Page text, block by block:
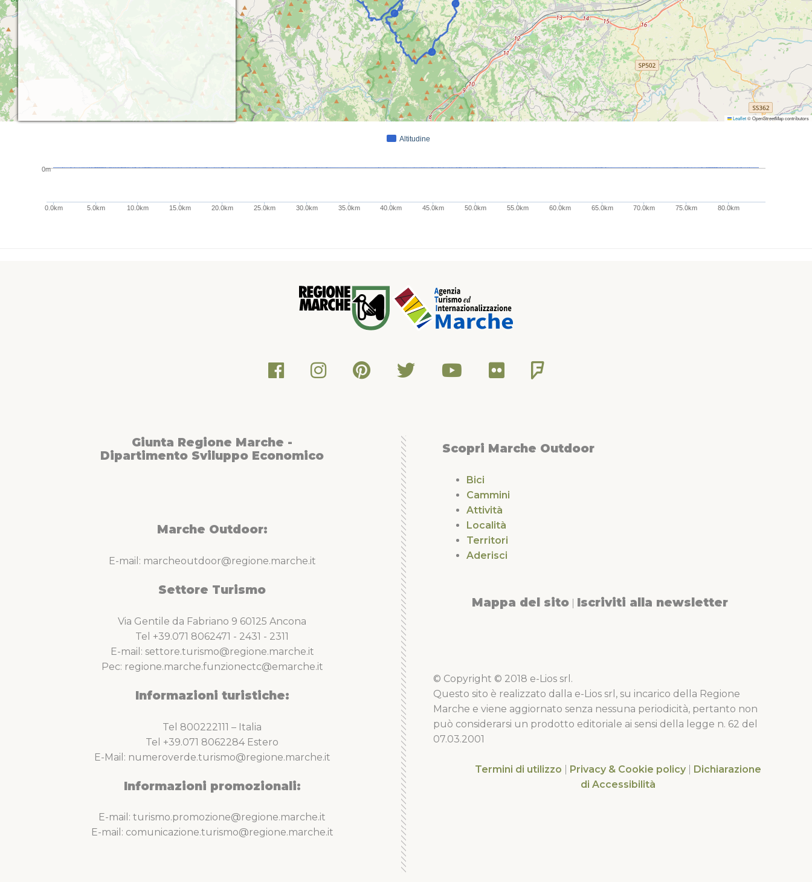
Leaflet© OpenStreetMap contributors
Altitudine
0.0km 5.0km 10.0km 15.0km 20.0km 25.0km 30.0km 35.0km 40.0km 45.0km 50.0km 55.0km 60.0km 65.0km 70.0km 75.0km 80.0km
0m
Giunta Regione Marche -
Dipartimento Sviluppo Economico
Marche Outdoor:
E-mail: marcheoutdoor@regione.marche.it
Settore Turismo
Via Gentile da Fabriano 9 60125 Ancona
Tel +39.071 8062471 - 2431 - 2311
E-mail: settore.turismo@regione.marche.it
Pec: regione.marche.funzionectc@emarche.it
Informazioni turistiche:
Tel 800222111 – Italia
Tel +39.071 8062284 Estero
E-Mail: numeroverde.turismo@regione.marche.it
Informazioni promozionali:
E-mail: turismo.promozione@regione.marche.it
E-mail: comunicazione.turismo@regione.marche.it
Scopri Marche Outdoor
Bici
Cammini
Attività
Località
Territori
Aderisci
Mappa del sito Iscriviti alla newsletter
© Copyright © 2018 e-Lios srl.
Questo sito è realizzato dalla e-Lios srl, su incarico della Regione
Marche e viene aggiornato senza nessuna periodicità, pertanto non
può considerarsi un prodotto editoriale ai sensi della legge n. 62 del
07.03.2001
Termini di utilizzo Privacy & Cookie policy
Dichiarazione
di Accessibilità